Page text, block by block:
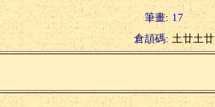
筆畫: 17
倉頡碼: 土廿土廿